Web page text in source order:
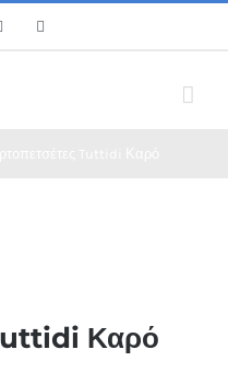
Instagram
Καρό